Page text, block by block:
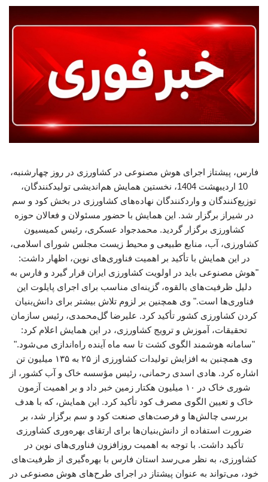
فارس، پیشتاز اجرای هوش مصنوعی در کشاورزی در روز چهارشنبه،
10 اردیبهشت 1404، نخستین همایش هم‌اندیشی تولیدکنندگان،
توزیع‌کنندگان و واردکنندگان نهاده‌های کشاورزی در بخش کود و سم
در شیراز برگزار شد. این همایش با حضور مسئولان و فعالان حوزه
کشاورزی برگزار گردید. محمدجواد عسکری، رئیس کمیسیون
کشاورزی، آب، منابع طبیعی و محیط زیست مجلس شورای اسلامی،
در این همایش با تأکید بر اهمیت فناوری‌های نوین، اظهار داشت:
"هوش مصنوعی باید در اولویت کشاورزی ایران قرار گیرد و فارس به
دلیل ظرفیت‌های بالقوه، گزینه‌ای مناسب برای اجرای پایلوت این
فناوری‌ها است." وی همچنین بر لزوم تلاش بیشتر برای دانش‌بنیان
کردن کشاورزی کشور تأکید کرد. علیرضا گل‌محمدی، رئیس سازمان
تحقیقات، آموزش و ترویج کشاورزی، در این همایش اعلام کرد:
"سامانه هوشمند الگوی کشت تا سه ماه آینده راه‌اندازی می‌شود."
وی همچنین به افزایش تولیدات کشاورزی از ۲۵ به ۱۳۵ میلیون تن
اشاره کرد. هادی اسدی رحمانی، رئیس مؤسسه خاک و آب کشور، از
شوری خاک در ۱۰ میلیون هکتار زمین خبر داد و بر اهمیت آزمون
خاک و تعیین الگوی مصرف کود تأکید کرد. این همایش، که با هدف
بررسی چالش‌ها و فرصت‌های صنعت کود و سم برگزار شد، بر
ضرورت استفاده از دانش‌بنیان‌ها برای ارتقای بهره‌وری کشاورزی
تأکید داشت. با توجه به اهمیت روزافزون فناوری‌های نوین در
کشاورزی، به نظر می‌رسد استان فارس با بهره‌گیری از ظرفیت‌های
خود، می‌تواند به عنوان پیشتاز در اجرای طرح‌های هوش مصنوعی در